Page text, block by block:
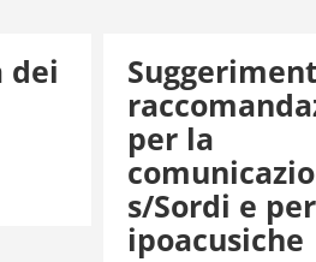
dei
per la
s/Sordi e
ipoacusiche